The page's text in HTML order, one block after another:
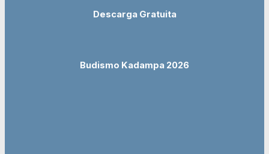
Descarga Gratuita
Budismo Kadampa 2026